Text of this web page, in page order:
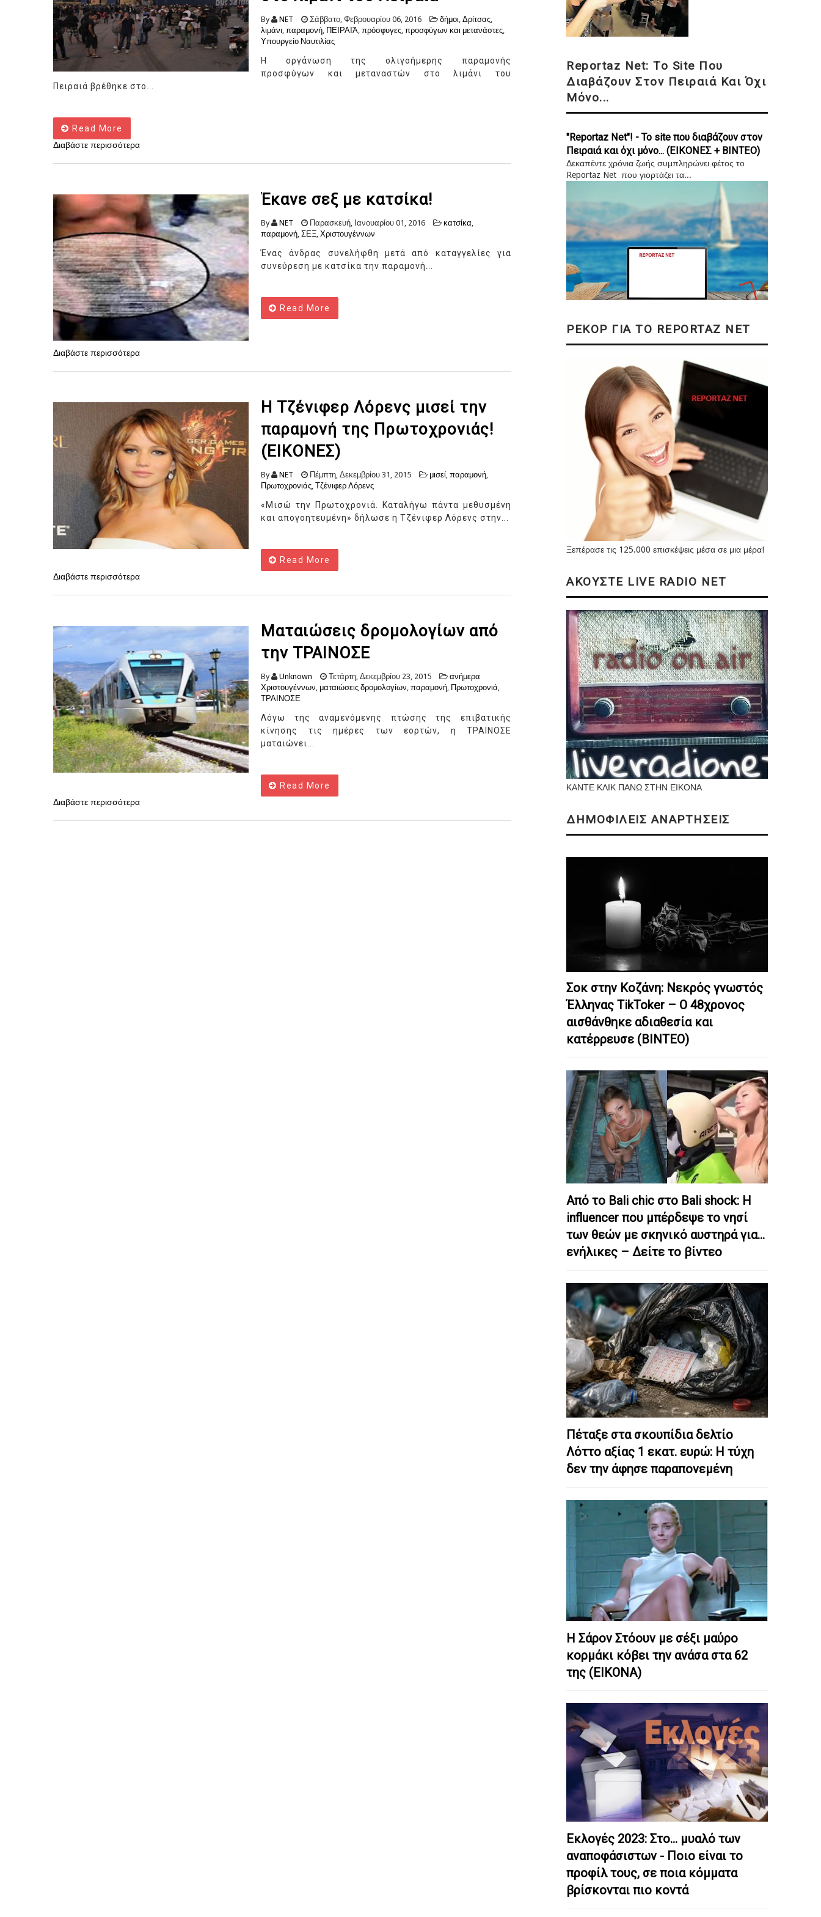
By NET Σάββατο, Φεβρουαρίου 06, 2016 δήμοι, Δρίτσας,
λιμάνι, παραμονή, ΠΕΙΡΑΙΆ, πρόσφυγες, προσφύγων και μετανάστες,
Υπουργείο Ναυτιλίας
Η οργάνωση της ολιγοήμερης παραμονής
προσφύγων και μεταναστών στο λιμάνι του
Πειραιά βρέθηκε στο...
Read More
Διαβάστε περισσότερα
Έκανε σεξ με κατσίκα!
By NET Παρασκευή, Ιανουαρίου 01, 2016 κατσίκα,
παραμονή, ΣΕΞ, Χριστουγέννων
Ένας άνδρας συνελήφθη μετά από καταγγελίες για
συνεύρεση με κατσίκα την παραμονή...
Read More
Διαβάστε περισσότερα
Η Τζένιφερ Λόρενς μισεί την
παραμονή της Πρωτοχρονιάς!
(ΕΙΚΟΝΕΣ)
By NET Πέμπτη, Δεκεμβρίου 31, 2015 μισεί, παραμονή,
Πρωτοχρονιάς, Τζένιφερ Λόρενς
«Μισώ την Πρωτοχρονιά. Καταλήγω πάντα μεθυσμένη
και απογοητευμένη» δήλωσε η Τζένιφερ Λόρενς στην...
Read More
Διαβάστε περισσότερα
Ματαιώσεις δρομολογίων από
την ΤΡΑΙΝΟΣΕ
By Unknown Τετάρτη, Δεκεμβρίου 23, 2015
ανήμερα
Χριστουγέννων, ματαιώσεις δρομολογίων, παραμονή, Πρωτοχρονιά,
ΤΡΑΙΝΟΣΕ
Λόγω της αναμενόμενης πτώσης της επιβατικής
κίνησης τις ημέρες των εορτών, η ΤΡΑΙΝΟΣΕ
ματαιώνει...
Read More
Διαβάστε περισσότερα
Reportaz Net: Το Site Που
Διαβάζουν Στον Πειραιά Και Όχι
Μόνο...
"Reportaz Net"! - Το site που διαβάζουν στον
Πειραιά και όχι μόνο... (ΕΙΚΟΝΕΣ + ΒΙΝΤΕΟ)
Δεκαπέντε χρόνια ζωής συμπληρώνει φέτος το
Reportaz Net που γιορτάζει τα...
ΡΕΚΟΡ ΓΙΑ ΤΟ REPORTAZ NET
Ξεπέρασε τις 125.000 επισκέψεις μέσα σε μια μέρα!
ΑΚΟΥΣΤΕ LIVE RADIO NET
ΚΑΝΤΕ ΚΛΙΚ ΠΑΝΩ ΣΤΗΝ ΕΙΚΟΝΑ
ΔΗΜΟΦΙΛΕΙΣ ΑΝΑΡΤΗΣΕΙΣ
Σοκ στην Κοζάνη: Nεκρός γνωστός
Έλληνας TikToker – Ο 48χρονος
αισθάνθηκε αδιαθεσία και
κατέρρευσε (ΒΙΝΤΕΟ)
Από το Bali chic στο Bali shock: Η
influencer που μπέρδεψε το νησί
των θεών με σκηνικό αυστηρά για…
ενήλικες – Δείτε το βίντεο
Πέταξε στα σκουπίδια δελτίο
Λόττο αξίας 1 εκατ. ευρώ: Η τύχη
δεν την άφησε παραπονεμένη
Η Σάρον Στόουν με σέξι μαύρο
κορμάκι κόβει την ανάσα στα 62
της (ΕΙΚΟΝΑ)
Εκλογές 2023: Στο… μυαλό των
αναποφάσιστων - Ποιο είναι το
προφίλ τους, σε ποια κόμματα
βρίσκονται πιο κοντά